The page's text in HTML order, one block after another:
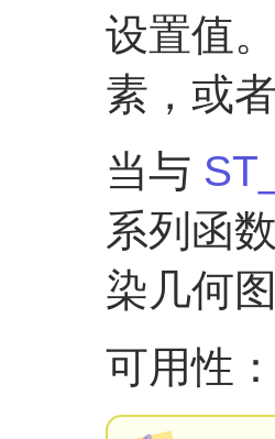
设置值
素，或
当与
系列函
染几何
可用性